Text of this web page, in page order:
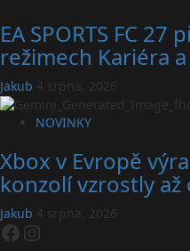
EA SPORTS FC
režimech Kariéra a
Jakub 4 srpna, 2026
NOVINKY
Xbox v Evropě
konzolí vzrostly až
Jakub 4 srpna, 2026
Facebook
Instagram